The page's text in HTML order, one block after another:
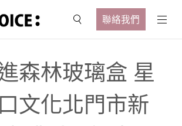
聯絡我們
森林玻璃盒 星
文化北門市新